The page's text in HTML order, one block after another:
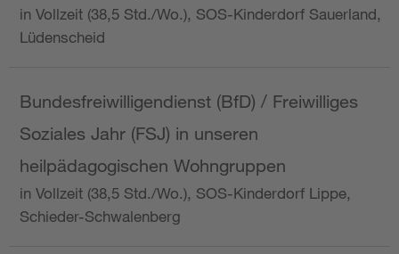
in Vollzeit (38,5 Std./Wo.), SOS-Kinderdorf Sauerland,
Lüdenscheid
Bundesfreiwilligendienst (BfD) / Freiwilliges
Soziales Jahr (FSJ) in unseren
heilpädagogischen Wohngruppen
in Vollzeit (38,5 Std./Wo.), SOS-Kinderdorf Lippe,
Schieder-Schwalenberg